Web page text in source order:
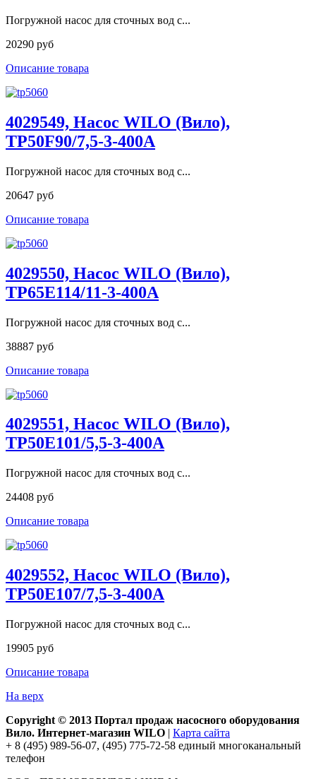
Погружной насос для сточных вод с...
20290 руб
Описание товара
4029549, Насос WILO (Вило),
TP50F90/7,5-3-400A
Погружной насос для сточных вод с...
20647 руб
Описание товара
4029550, Насос WILO (Вило),
TP65E114/11-3-400A
Погружной насос для сточных вод с...
38887 руб
Описание товара
4029551, Насос WILO (Вило),
TP50E101/5,5-3-400A
Погружной насос для сточных вод с...
24408 руб
Описание товара
4029552, Насос WILO (Вило),
TP50E107/7,5-3-400A
Погружной насос для сточных вод с...
19905 руб
Описание товара
На верх
Copyright © 2013 Портал продаж насосного оборудования
Вило. Интернет-магазин WILO | Карта сайта
+ 8 (495) 989-56-07, (495) 775-72-58 единый многоканальный
телефон